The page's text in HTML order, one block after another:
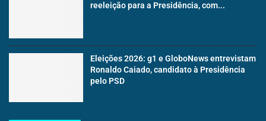
reeleição para a Presidência, com...
Eleições 2026: g1 e GloboNews entrevistam
Ronaldo Caiado, candidato à Presidência
pelo PSD